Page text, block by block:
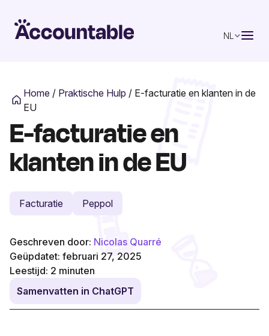
NL
Home / Praktische Hulp / E-facturatie en klanten in de
EU
E-facturatie en
klanten in de EU
Facturatie Peppol
Geschreven door: Nicolas Quarré
Geüpdatet: februari 27, 2025
Leestijd: 2 minuten
Samenvatten in ChatGPT